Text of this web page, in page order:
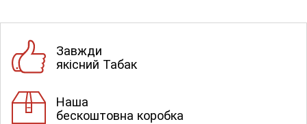
Завжди
якісний Табак
Наша
бескоштовна коробка